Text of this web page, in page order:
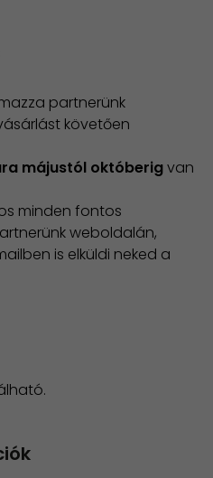
partnerünk
követően
májustól októberig​ van
minden fontos
weboldalán,
is elküldi neked a